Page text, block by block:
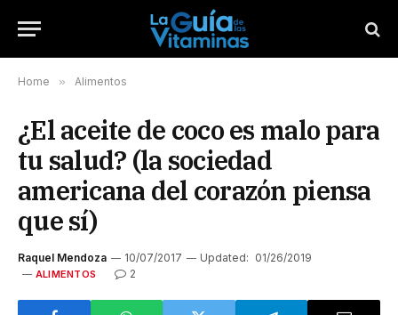
Home » Alimentos
¿El aceite de coco es malo para
tu salud? (la sociedad
americana del corazón piensa
que sí)
Raquel Mendoza 10/07/2017 Updated: 01/26/2019
ALIMENTOS 2